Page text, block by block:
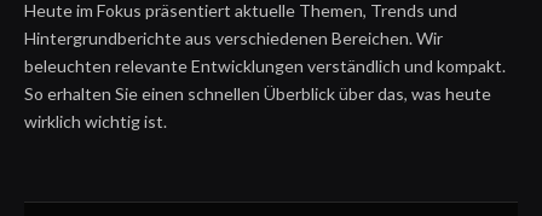
Heute im Fokus präsentiert aktuelle Themen, Trends und
Hintergrundberichte aus verschiedenen Bereichen. Wir
beleuchten relevante Entwicklungen verständlich und kompakt.
So erhalten Sie einen schnellen Überblick über das, was heute
wirklich wichtig ist.